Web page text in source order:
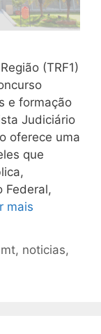
(TRF1)
e formação
Judiciário
oferece uma
que
Federal,
mais
mt, noticias,